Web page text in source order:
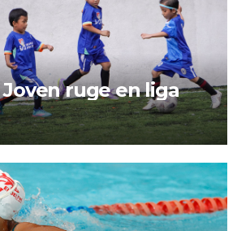
ruge en liga